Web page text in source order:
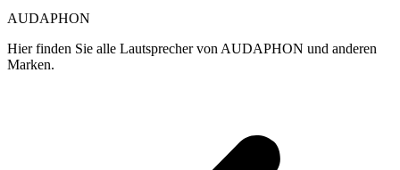
AUDAPHON
Hier finden Sie alle Lautsprecher von AUDAPHON und anderen
Marken.